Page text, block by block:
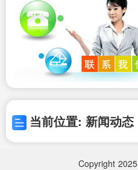
当前位置: 新闻动态
Copyright 2025